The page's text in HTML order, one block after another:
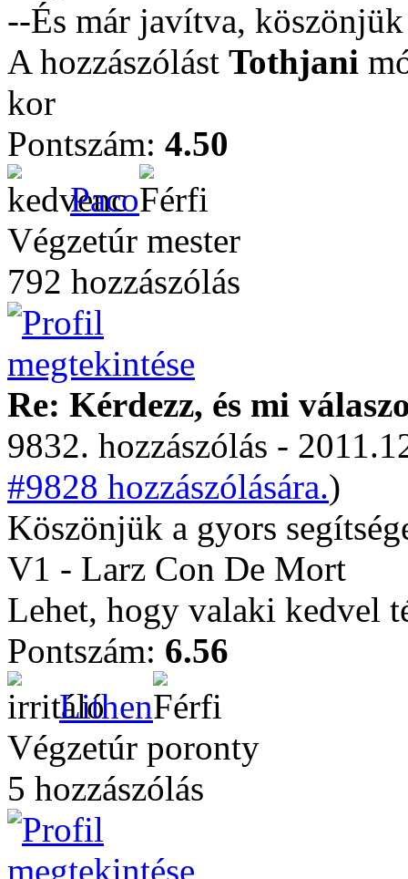
--És már javítva,
A hozzászólást Tothjani
kor
Pontszám: 4.50
Paco
Végzetúr mester
792 hozzászólás
Re: Kérdezz, és mi
9832. hozzászólás -
#9828 hozzászólására.)
Köszönjük a gyors
V1 - Larz Con De Mort
Lehet, hogy valaki kedvel
Pontszám: 6.56
Lithen
Végzetúr poronty
5 hozzászólás